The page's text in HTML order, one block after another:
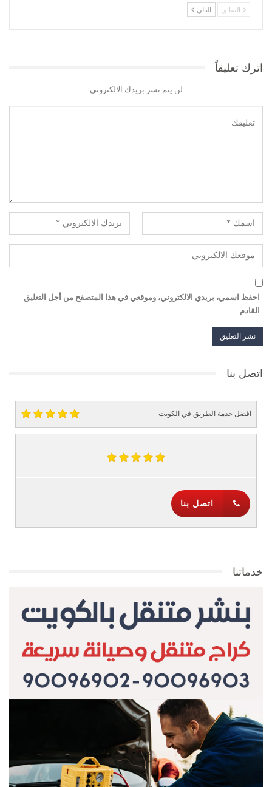
السابق التالي
اترك تعليقاً
لن يتم نشر بريدك الالكتروني
احفظ اسمي، بريدي الالكتروني، وموقعي في هذا المتصفح من أجل التعليق
القادم
اتصل بنا
افضل خدمة الطريق في الكويت
اتصل بنا
خدماتنا